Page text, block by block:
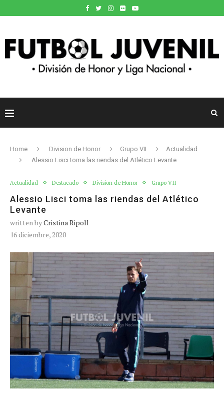
Home Division de Honor Grupo VII
Actualidad
Alessio Lisci toma las riendas del Atlético Levante
Actualidad Destacado Division de Honor Grupo VII
Alessio Lisci toma las riendas del Atlético
Levante
written byCristina Ripoll
16 diciembre, 2020